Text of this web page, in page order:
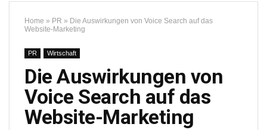
Home » PR » Die Auswirkungen von Voice Search auf das
Website-Marketing
PR Wirtschaft
Die Auswirkungen von
Voice Search auf das
Website-Marketing